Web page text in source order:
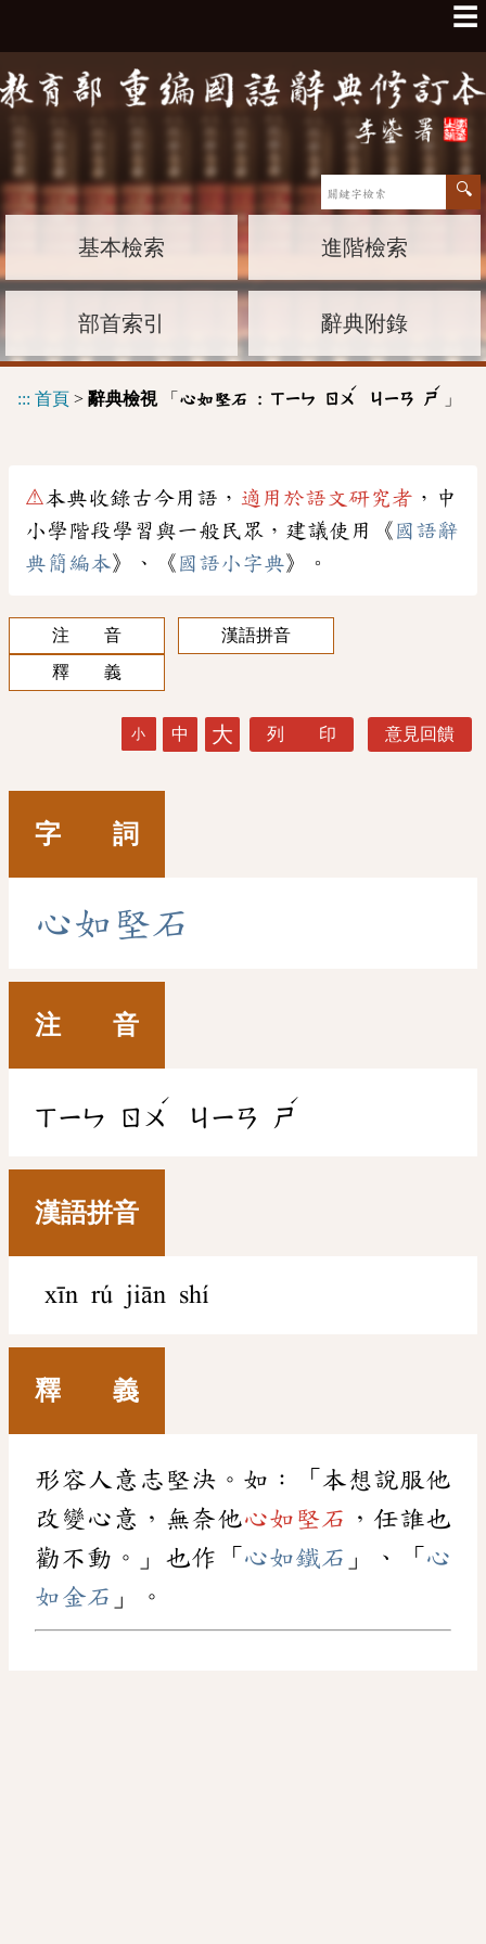
☰
基本檢索 進階檢索
部首索引 辭典附錄
::: 首頁 > 辭典檢視「 心如堅石 : ㄒㄧㄣ ㄖㄨ
ˊ
ㄐㄧㄢ ㄕ
ˊ
」
⚠本典收錄古今用語， 適用於語文研究者 ，中
小學階段學習與一般民眾，建議使用《 國語辭
典簡編本》、《 國語小字典》。
注 音
漢語拼音
釋 義
小 中 大 列 印 意見回饋
字 詞
心如 堅石
注 音
ㄒㄧㄣ ㄖㄨ
ˊ
ㄐㄧㄢ ㄕ
ˊ
漢語拼音
xīn rú jiān shí
釋 義
形容人意志堅決。如：「本想說服他
改變心意，無奈他心如堅石 ，任誰也
勸不動。」也作「 心如鐵石 」、「 心
如金石 」。